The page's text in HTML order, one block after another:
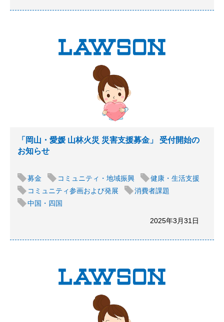
「岡山・愛媛 山林火災 災害支援募金」 受付開始の
お知らせ
募金 コミュニティ・地域振興
健康・生活支援
コミュニティ参画および発展
消費者課題
中国・四国
2025年3月31日